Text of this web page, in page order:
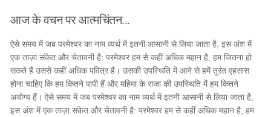
आज के वचन पर आत्मचिंतन...
ऐसे समय में जब परमेश्वर का नाम व्यर्थ में इतनी आसानी से लिया जाता है, इस अंश में
एक ताज़ा संकेत और चेतावनी है: परमेश्वर हम से कहीं अधिक महान है, हम जितना हो
सकते हैं उससे कहीं अधिक पवित्र है। उसकी उपस्थिति में आने से हमें तुरंत एहसास
होना चाहिए कि हम कितने पापी हैं और महिमा के राजा की उपस्थिति में हम कितने
अयोग्य हैं। ऐसे समय में जब परमेश्वर का नाम व्यर्थ में इतनी आसानी से लिया जाता है,
इस अंश में एक ताज़ा संकेत और चेतावनी है: परमेश्वर हम से कहीं अधिक महान है, हम